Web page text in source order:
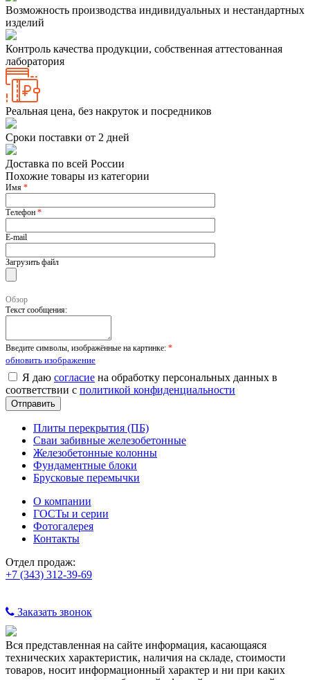
Возможность производства индивидуальных и нестандартных
изделий
Контроль качества продукции, собственная аттестованная
лаборатория
Реальная цена, без накруток и посредников
Сроки поставки от 2 дней
Доставка по всей России
Похожие товары из категории
Имя *
Телефон *
E-mail
Загрузить файл
Обзор
Текст сообщения:
Введите символы, изображённые на картинке: *
обновить изображение
Я даю согласие на обработку персональных данных в
соответствии с политикой конфиденциальности
Плиты перекрытия (ПБ)
Сваи забивные железобетонные
Железобетонные колонны
Фундаментные блоки
Брусковые перемычки
О компании
ГОСТы и серии
Фотогалерея
Контакты
Отдел продаж:
+7 (343) 312-39-69
Заказать звонок
Вся представленная на сайте информация, касающаяся
технических характеристик, наличия на складе, стоимости
товаров, носит информационный характер и ни при каких